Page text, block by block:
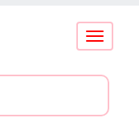
Conmutar